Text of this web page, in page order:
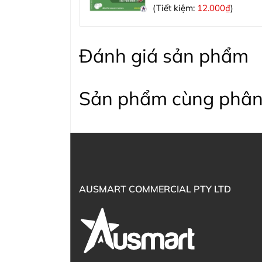
(Tiết kiệm: 12.000₫)
Đánh giá sản phẩm
Sản phẩm cùng
AUSMART COMMERCIAL PTY LTD